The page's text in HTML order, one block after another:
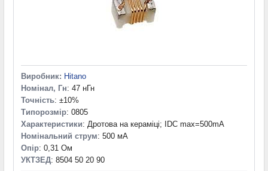
Виробник: Hitano
Номінал, Гн: 47 нГн
Точність: ±10%
Типорозмір: 0805
Характеристики: Дротова на кераміці; IDC max=500mA
Номінальний струм: 500 мА
Опір: 0,31 Ом
УКТЗЕД: 8504 50 20 90